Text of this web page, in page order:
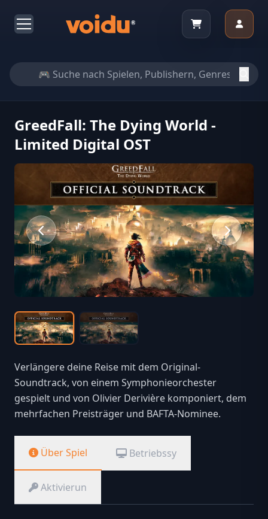
GreedFall: The Dying World -
Limited Digital OST
Verlängere deine Reise mit dem Original-
Soundtrack, von einem Symphonieorchester
gespielt und von Olivier Derivière komponiert, dem
mehrfachen Preisträger und BAFTA-Nominee.
Über Spiel Betriebssy
Aktivierun